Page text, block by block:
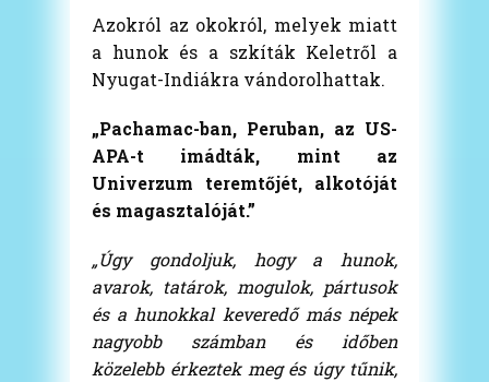
Azokról az okokról, melyek miatt
a hunok és a szkíták Keletről a
Nyugat-Indiákra vándorolhattak.
„Pachamac-ban, Peruban, az US-
APA-t imádták, mint az
Univerzum teremtőjét, alkotóját
és magasztalóját.”
„Úgy gondoljuk, hogy a hunok,
avarok, tatárok, mogulok, pártusok
és a hunokkal keveredő más népek
nagyobb számban és időben
közelebb érkeztek meg és úgy tűnik,